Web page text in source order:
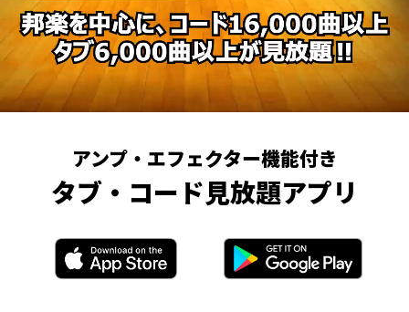
アンプ・エフェクター機能付き
タブ・コード見放題アプリ